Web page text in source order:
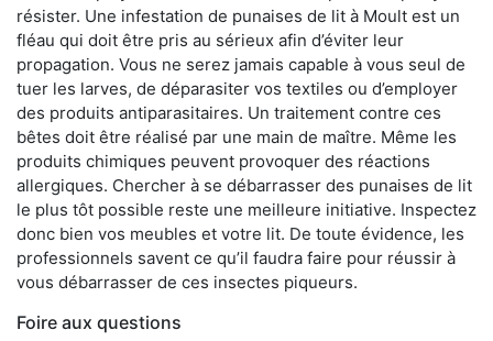
résister. Une infestation de punaises de lit à Moult est un
fléau qui doit être pris au sérieux afin d’éviter leur
propagation. Vous ne serez jamais capable à vous seul de
tuer les larves, de déparasiter vos textiles ou d’employer
des produits antiparasitaires. Un traitement contre ces
bêtes doit être réalisé par une main de maître. Même les
produits chimiques peuvent provoquer des réactions
allergiques. Chercher à se débarrasser des punaises de lit
le plus tôt possible reste une meilleure initiative. Inspectez
donc bien vos meubles et votre lit. De toute évidence, les
professionnels savent ce qu’il faudra faire pour réussir à
vous débarrasser de ces insectes piqueurs.
Foire aux questions